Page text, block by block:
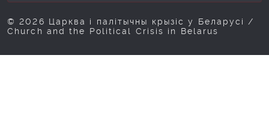
© 2026 Царква і палітычны крызіс у Беларусі /
Church and the Political Crisis in Belarus